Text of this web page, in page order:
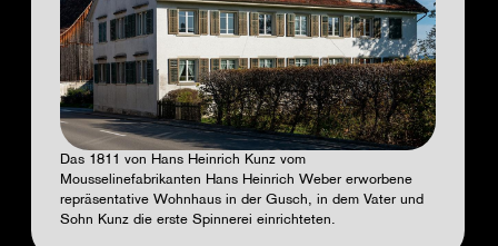
Das 1811 von Hans Heinrich Kunz vom
Mousselinefabrikanten Hans Heinrich Weber erworbene
repräsentative Wohnhaus in der Gusch, in dem Vater und
Sohn Kunz die erste Spinnerei einrichteten.